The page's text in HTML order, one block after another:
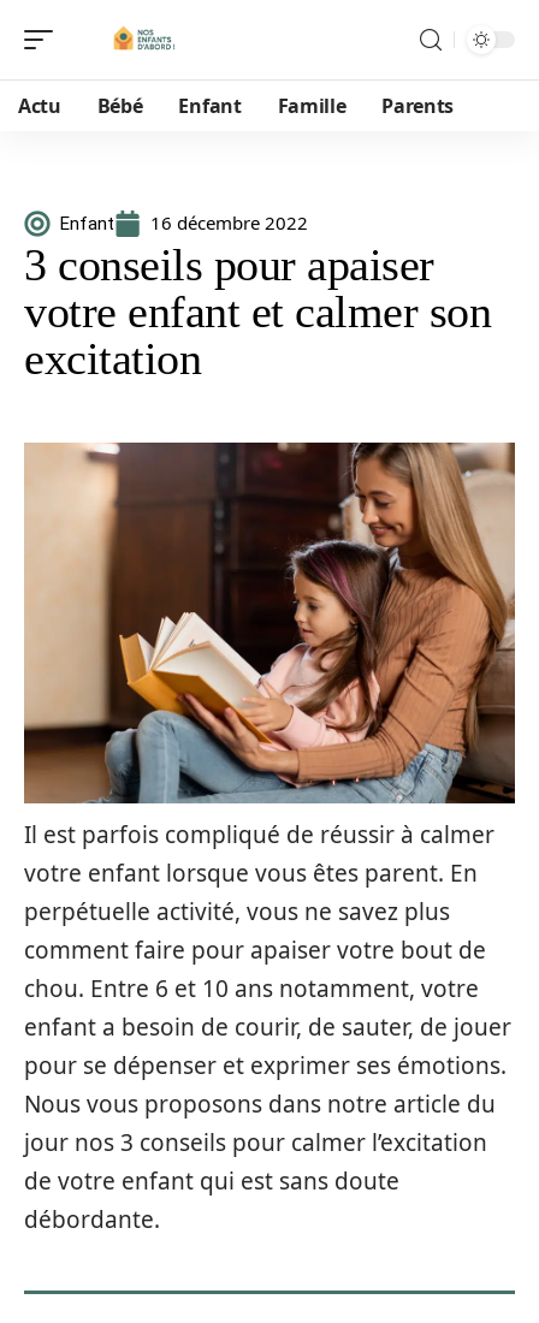
Actu Bébé Enfant Famille Parents
Enfant 16 décembre 2022
3 conseils pour apaiser
votre enfant et calmer son
excitation
Il est parfois compliqué de réussir à calmer
votre enfant lorsque vous êtes parent. En
perpétuelle activité, vous ne savez plus
comment faire pour apaiser votre bout de
chou. Entre 6 et 10 ans notamment, votre
enfant a besoin de courir, de sauter, de jouer
pour se dépenser et exprimer ses émotions.
Nous vous proposons dans notre article du
jour nos 3 conseils pour calmer l’excitation
de votre enfant qui est sans doute
débordante.